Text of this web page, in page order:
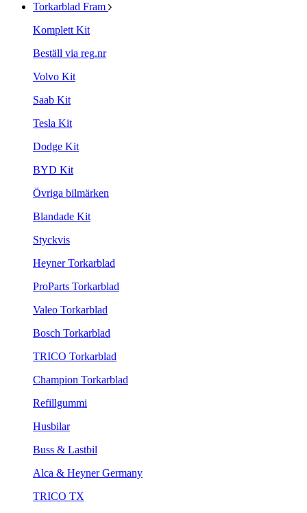
Torkarblad Fram
Komplett Kit
Beställ via reg.nr
Volvo Kit
Saab Kit
Tesla Kit
Dodge Kit
BYD Kit
Övriga bilmärken
Blandade Kit
Styckvis
Heyner Torkarblad
ProParts Torkarblad
Valeo Torkarblad
Bosch Torkarblad
TRICO Torkarblad
Champion Torkarblad
Refillgummi
Husbilar
Buss & Lastbil
Alca & Heyner Germany
TRICO TX